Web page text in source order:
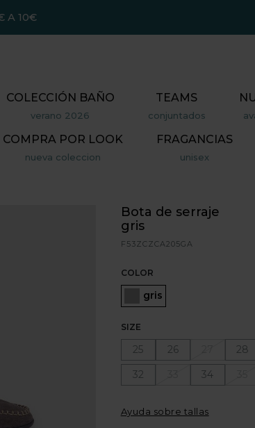
A 10€
COLECCIÓN BAÑO
verano 2026
TEAMS
conjuntados
COMPRA POR LOOK
nueva coleccion
FRAGANCIAS
unisex
Bota de serraje
gris
F53ZCZCA205GA
COLOR
gris
Seleccionado
SIZE
25 26 28
32
34
Ayuda sobre tallas